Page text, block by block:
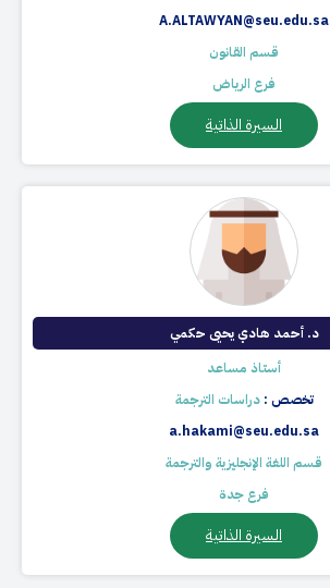
A.ALTAWYAN@seu.edu.sa
قسم القانون
فرع الرياض
السيرة الذاتية
د. أحمد هادي يحيى حكمي
أستاذ مساعد
تخصص :دراسات الترجمة
a.hakami@seu.edu.sa
قسم اللغة الإنجليزية والترجمة
فرع جدة
السيرة الذاتية